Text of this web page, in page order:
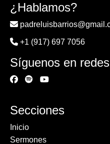
¿Hablamos?
+1 (917) 697 7056
Síguenos en
Secciones
Inicio
Sermones